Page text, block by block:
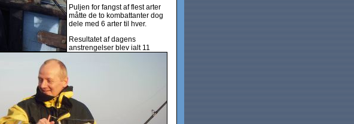
Puljen for fangst af flest arter
måtte de to kombattanter dog
dele med 6 arter til hver.
Resultatet af dagens
anstrengelser blev ialt 11